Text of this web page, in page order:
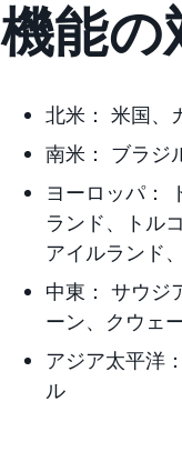
機能の
北米： 米国、
南米：
ブラジ
ヨーロッパ：
ランド、トル
アイルランド
中東： サウジ
ーン、クウェ
アジア太平洋：
ル